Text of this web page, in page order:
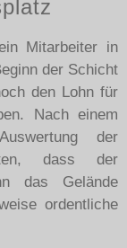
Mitarbeiter in
der Schicht
den Lohn für
Nach einem
der
dass der
das Gelände
ordentliche